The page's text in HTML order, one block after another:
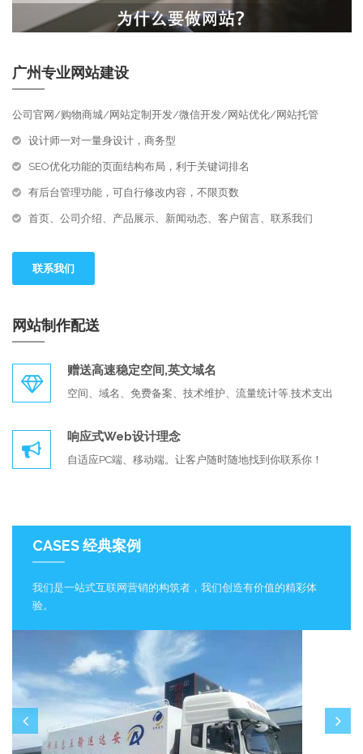
广州专业网站建设
公司官网/购物商城/网站定制开发/微信开发/网站优化/网站托管
设计师一对一量身设计，商务型
SEO优化功能的页面结构布局，利于关键词排名
有后台管理功能，可自行修改内容，不限页数
首页、公司介绍、产品展示、新闻动态、客户留言、联系我们
联系我们
网站制作配送
赠送高速稳定空间,英文域名
空间、域名、免费备案、技术维护、流量统计等.技术支出
响应式Web设计理念
自适应PC端、移动端。让客户随时随地找到你联系你！
CASES 经典案例
我们是一站式互联网营销的构筑者，我们创造有价值的精彩体
验。